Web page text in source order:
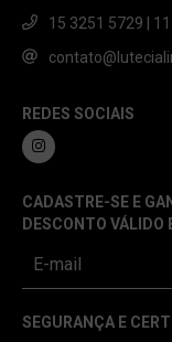
15 3251 5729 |
REDES SOCIAIS
CADASTRE-SE E
DESCONTO VÁLIDO
SEGURANÇA E